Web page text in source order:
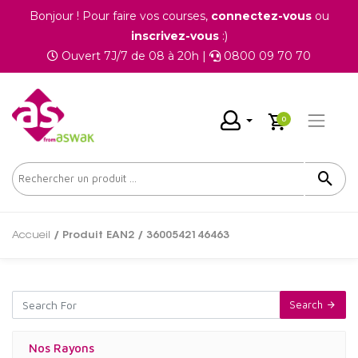
Bonjour ! Pour faire vos courses, connectez-vousou
inscrivez-vous:)
Ouvert 7J/7 de 08 à 20h |
0800 09 70 70
0
Accueil / Produit EAN2 / 3600542146463
Search
Nos Rayons